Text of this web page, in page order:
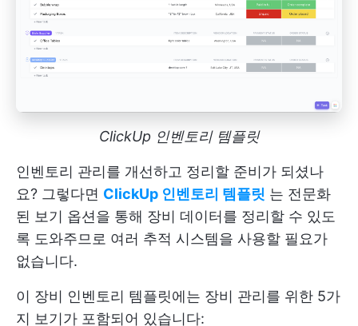
ClickUp 인벤토리 템플릿
인벤토리 관리를 개선하고 정리할 준비가 되셨나
요? 그렇다면 ClickUp 인벤토리 템플릿 는 전문화
된 보기 옵션을 통해 장비 데이터를 정리할 수 있도
록 도와주므로 여러 추적 시스템을 사용할 필요가
없습니다.
이 장비 인벤토리 템플릿에는 장비 관리를 위한 5가
지 보기가 포함되어 있습니다: